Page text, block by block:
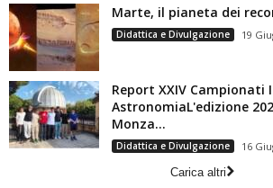
Marte, il pianeta dei
Didattica e Divulgazione 19
Report XXIV Campionati
AstronomiaL'edizione
Monza...
Didattica e Divulgazione
16
Carica altri